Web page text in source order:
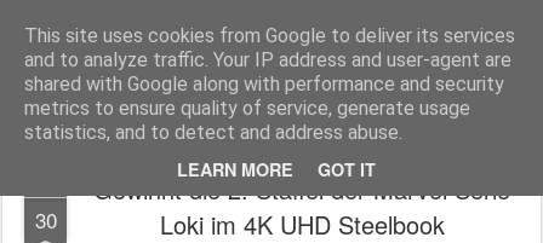
This site uses cookies from Google to deliver its services
and to analyze traffic. Your IP address and user-agent are
shared with Google along with performance and security
metrics to ensure quality of service, generate usage
statistics, and to detect and address abuse.
LEARN MORE GOT IT
MyKinoTrailer
Pages
30
Gewinnt die 2. Staffel der Marvel Serie
Loki im 4K UHD Steelbook